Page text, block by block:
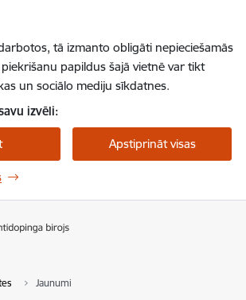
tā izmanto obligāti nepieciešamās
papildus šajā vietnē var tikt
un sociālo mediju sīkdatnes.
izvēli:
Apstiprināt visas
Jaunumi